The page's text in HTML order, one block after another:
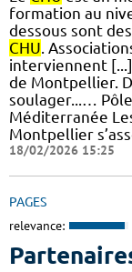
formation au
dessous sont
CHU.
interviennent
de Montpellier.
soulager...…
Méditerranée
Montpellier
18/02/2026 15:25
PAGES
relevance: